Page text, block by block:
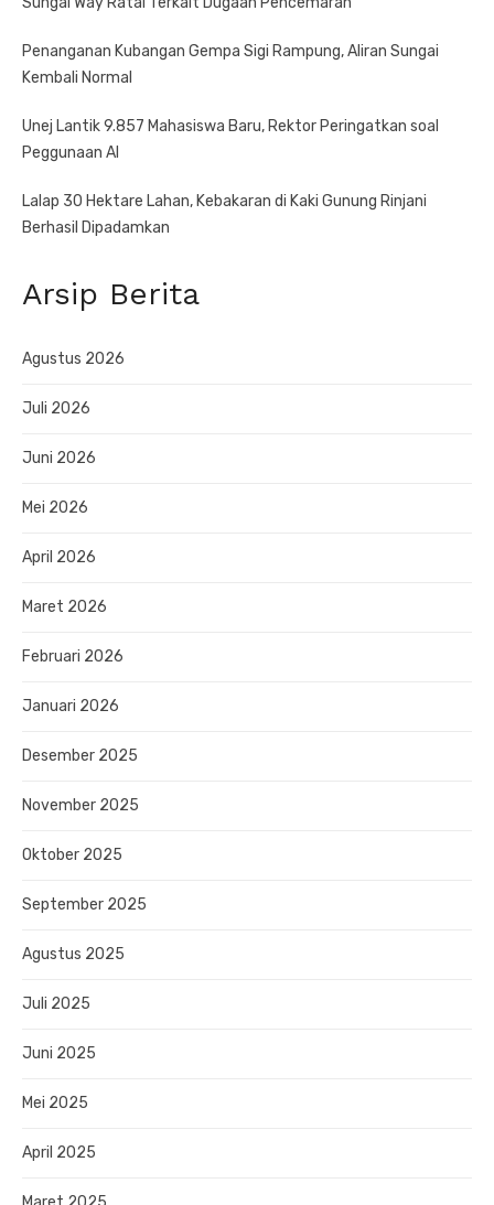
Penanganan Kubangan Gempa Sigi Rampung, Aliran Sungai
Kembali Normal
Unej Lantik 9.857 Mahasiswa Baru, Rektor Peringatkan soal
Peggunaan AI
Lalap 30 Hektare Lahan, Kebakaran di Kaki Gunung Rinjani
Berhasil Dipadamkan
Arsip Berita
Agustus 2026
Juli 2026
Juni 2026
Mei 2026
April 2026
Maret 2026
Februari 2026
Januari 2026
Desember 2025
November 2025
Oktober 2025
September 2025
Agustus 2025
Juli 2025
Juni 2025
Mei 2025
April 2025